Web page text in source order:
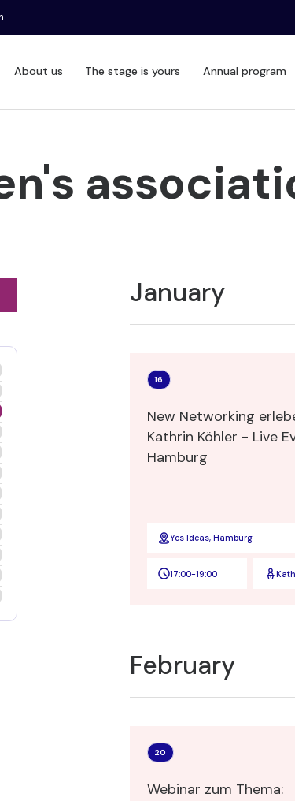
About us The stage is yours Annual program
January
16
New Networking
Kathrin Köhler - Live
Hamburg
Yes Ideas, Hamburg
17:00-19:00
February
20
Webinar zum Thema: